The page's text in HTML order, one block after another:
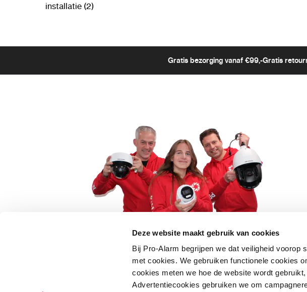
Deze website maakt gebruik van cookies
Bij Pro-Alarm begrijpen we dat veiligheid voorop
met cookies. We gebruiken functionele cookies
cookies meten we hoe de website wordt
Advertentiecookies gebruiken we om
installatie (2)
Gratis bezorging vanaf €99,-Gratis
5 euro korting op je aankoop?
Schrijf je direct in voor onze nieuwsbrief en